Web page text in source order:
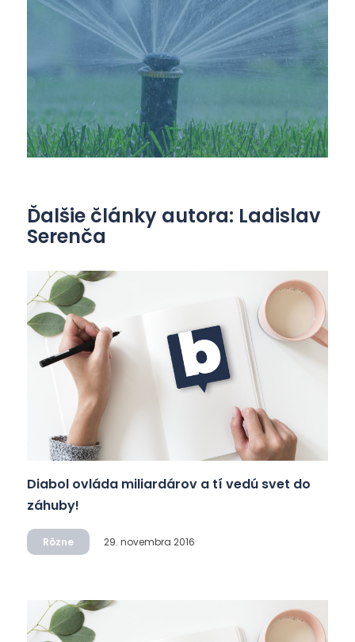
Ďalšie články autora: Ladislav
Serenča
Diabol ovláda miliardárov a tí vedú svet do
záhuby!
Rôzne 29. novembra 2016